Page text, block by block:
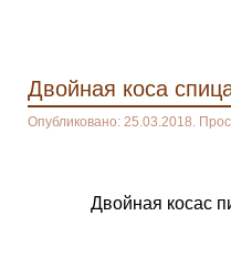
Двойная коса
Опубликовано: 25.03.2018.
Двойная косас